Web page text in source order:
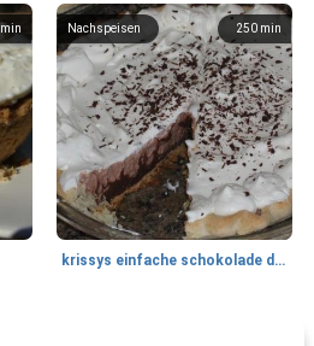
min 250 min
Nachspeisen
krissys einfache schokolade dreilagige kuchen